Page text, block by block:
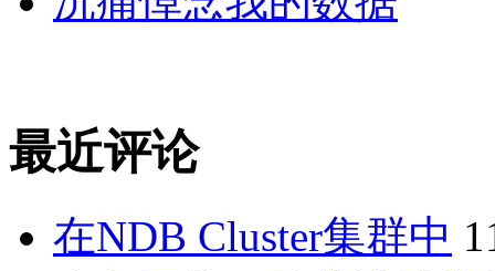
最近评论
在NDB Cluster集群中